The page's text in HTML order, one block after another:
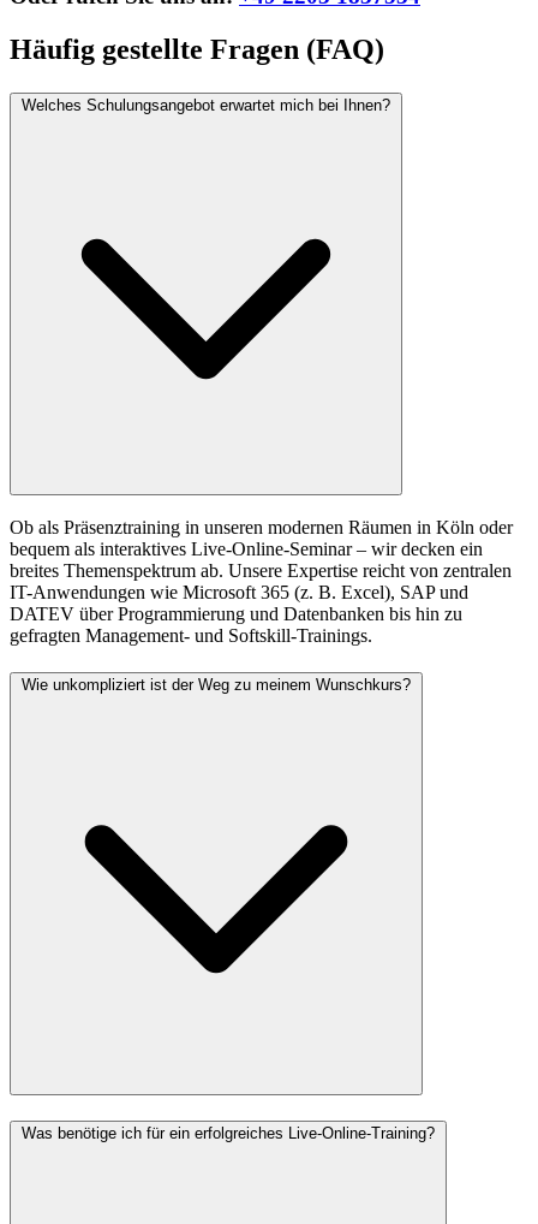
Häufig gestellte Fragen (FAQ)
Welches Schulungsangebot erwartet mich bei Ihnen?
Ob als Präsenztraining in unseren modernen Räumen in Köln oder
bequem als interaktives Live-Online-Seminar – wir decken ein
breites Themenspektrum ab. Unsere Expertise reicht von zentralen
IT-Anwendungen wie Microsoft 365 (z. B. Excel), SAP und
DATEV über Programmierung und Datenbanken bis hin zu
gefragten Management- und Softskill-Trainings.
Wie unkompliziert ist der Weg zu meinem Wunschkurs?
Was benötige ich für ein erfolgreiches Live-Online-Training?